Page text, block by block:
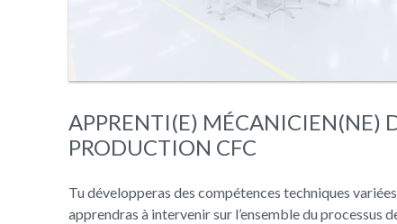
APPRENTI(E) MÉCANICIEN(NE)
PRODUCTION CFC
Tu développeras des compétences techniques
apprendras à intervenir sur l’ensemble du processus